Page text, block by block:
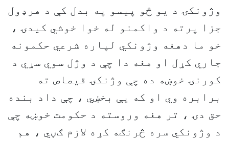
وژونکۍ د يو څو پيسو په بدل کې د هرډول
جزا پرته د واکمنو له خوا خوشي کيدۍ ،
خو ما دهغه وژونکي لپاره شرعي حکمونه
جاري کړل او هغه دا چې د وژل سوي سړي د
کورنۍ خوښه ده چې وژنکۍ قيصاص ته
برابره وي او که يې بخښي ، چې داد بنده
حق دۍ ، تر هغه وروسته د حکومت خوښه چې
د وژونکي سره څرنګه کړه لازم ګڼي ، هم